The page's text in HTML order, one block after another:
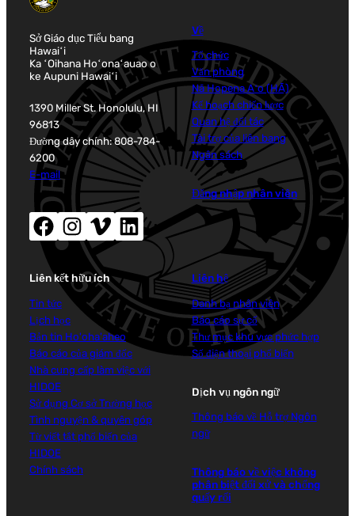
Sở Giáo dục Tiểu bang
Hawaiʻi
Ka ʻOihana Hoʻonaʻauao o
ke Aupuni Hawaiʻi
1390 Miller St. Honolulu, HI
96813
Đường dây chính: 808-784-
6200
E-mail
Facebook (mở cửa sổ mới)Instagram (mở cửa sổ mới)Vimeo (mở cửa sổ mới)LinkedIn (mở cửa sổ mới)
Về
Tổ chức
Văn phòng
Nā Hopena Aʻo (HĀ)
Kế hoạch chiến lược
Quan hệ đối tác
Tài trợ của liên bang
Ngân sách
Đăng nhập nhân viên
Liên kết hữu ích
Tin tức
Lịch học
Bản tin Ho'oha'aheo
Báo cáo của giám đốc
Nhà cung cấp làm việc với
HIDOE
Sử dụng Cơ sở Trường học
Tình nguyện & quyên góp
Từ viết tắt phổ biến của
HIDOE
Chính sách
Liên hệ
Danh bạ nhân viên
Báo cáo sự cố
Thư mục khu vực phức hợp
Số điện thoại phổ biến
Dịch vụ ngôn ngữ
Thông báo về Hỗ trợ Ngôn
ngữ
Thông báo về việc không
phân biệt đối xử và chống
quấy rối